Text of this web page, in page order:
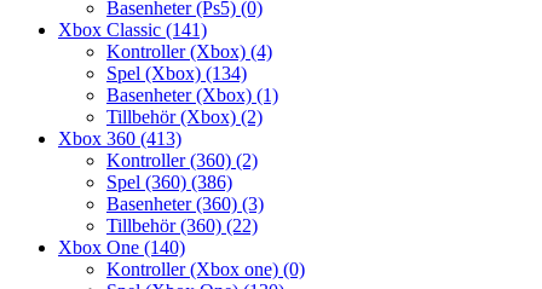
Basenheter (Ps5) (0)
Xbox Classic (141)
Kontroller (Xbox) (4)
Spel (Xbox) (134)
Basenheter (Xbox) (1)
Tillbehör (Xbox) (2)
Xbox 360 (413)
Kontroller (360) (2)
Spel (360) (386)
Basenheter (360) (3)
Tillbehör (360) (22)
Xbox One (140)
Kontroller (Xbox one) (0)